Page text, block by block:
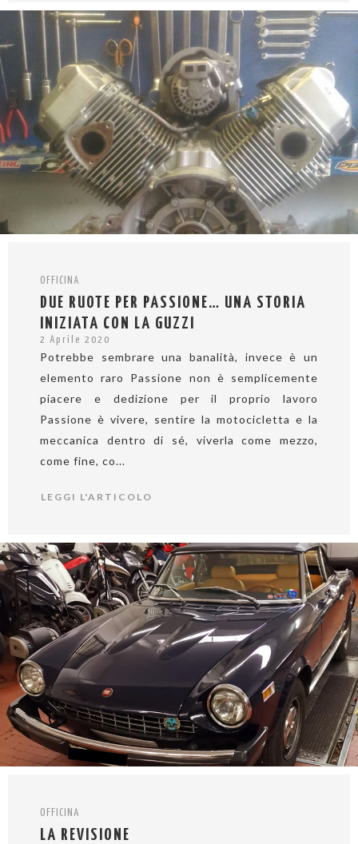
OFFICINA
DUE RUOTE PER PASSIONE… UNA STORIA
INIZIATA CON LA GUZZI
2 Aprile 2020
Potrebbe sembrare una banalità, invece è un
elemento raro Passione non è semplicemente
piacere e dedizione per il proprio lavoro
Passione è vivere, sentire la motocicletta e la
meccanica dentro di sé, viverla come mezzo,
come fine, co...
LEGGI L'ARTICOLO
OFFICINA
LA REVISIONE